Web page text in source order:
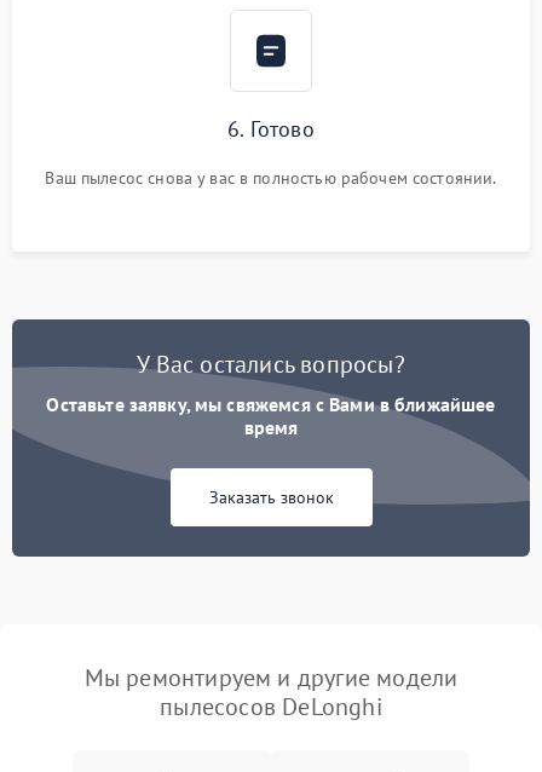
6. Готово
Ваш пылесос снова у вас в полностью рабочем состоянии.
У Вас остались вопросы?
Оставьте заявку, мы свяжемся с Вами в ближайшее
время
Заказать звонок
Мы ремонтируем и другие модели
пылесосов DeLonghi